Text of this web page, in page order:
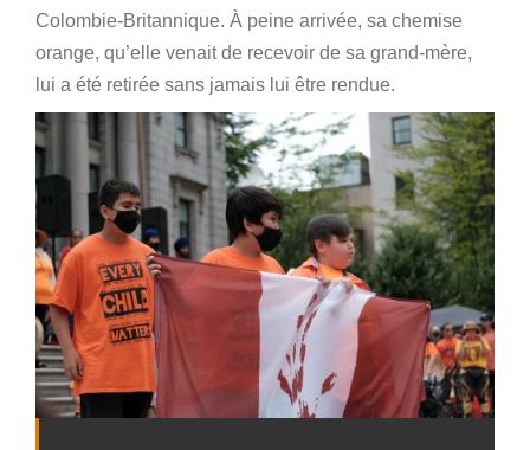
Colombie-Britannique. À peine arrivée, sa chemise
orange, qu’elle venait de recevoir de sa grand-mère,
lui a été retirée sans jamais lui être rendue.